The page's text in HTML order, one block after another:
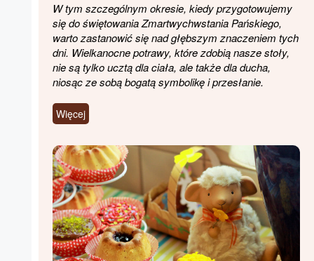
W tym szczególnym okresie, kiedy przygotowujemy
się do świętowania Zmartwychwstania Pańskiego,
warto zastanowić się nad głębszym znaczeniem tych
dni. Wielkanocne potrawy, które zdobią nasze stoły,
nie są tylko ucztą dla ciała, ale także dla ducha,
niosąc ze sobą bogatą symbolikę i przesłanie.
Więcej